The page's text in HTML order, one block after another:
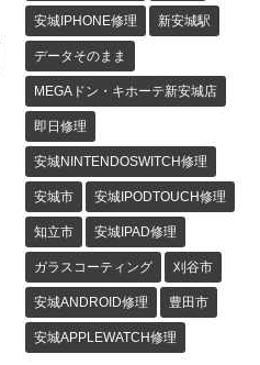
安城IPHONE修理 新安城駅
データそのまま
MEGAドン・キホーテ新安城店
即日修理
安城NINTENDOSWITCH修理
安城市 安城IPODTOUCH修理
知立市 安城IPAD修理
ガラスコーティング 刈谷市
安城ANDROID修理 豊田市
安城APPLEWATCH修理